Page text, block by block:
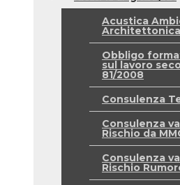
Acustica
Architettonica
Obbligo
sul lavoro
81/2008
Consulenza
Consulenza
Rischio da
Consulenza
Rischio